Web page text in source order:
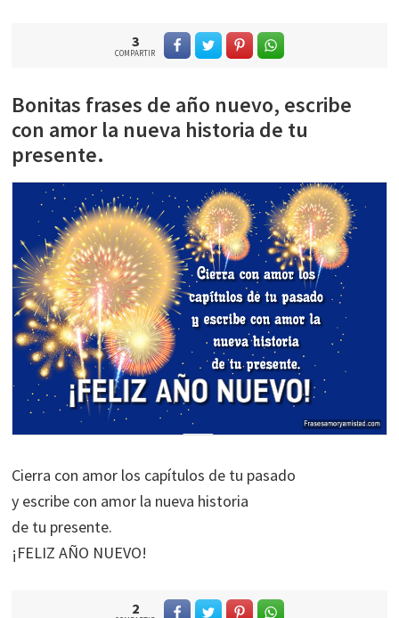
3
COMPARTIR
Bonitas frases de año nuevo, escribe
con amor la nueva historia de tu
presente.
Cierra con amor los capítulos de tu pasado
y escribe con amor la nueva historia
de tu presente.
¡FELIZ AÑO NUEVO!
2